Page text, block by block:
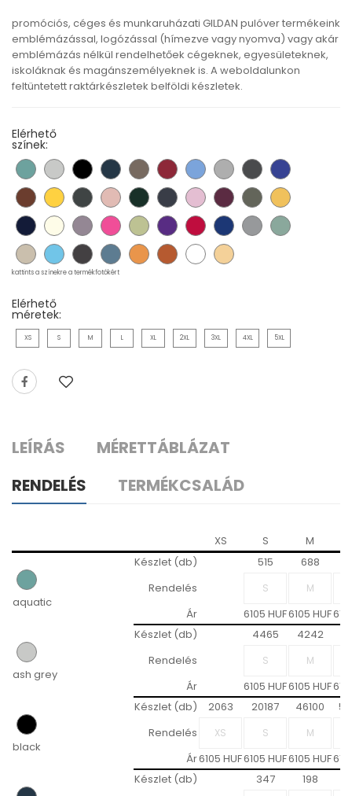
promóciós, céges és munkaruházati GILDAN pulóver termékeink
emblémázással, logózással (hímezve vagy nyomva) vagy akár
emblémázás nélkül rendelhetőek cégeknek, egyesületeknek,
iskoláknak és magánszemélyeknek is. A weboldalunkon
feltüntetett raktárkészletek belföldi készletek.
Elérhető
színek:
kattints a színekre a termékfotókért
Elérhető
méretek:
XS S M L XL 2XL 3XL 4XL 5XL
LEÍRÁS
MÉRETTÁBLÁZAT
RENDELÉS
TERMÉKCSALÁD
XS S M
aquatic
Készlet (db) 515 688
Rendelés
Ár
6105 HUF6105 HUF
ash grey
Készlet (db) 4465 4242
Rendelés
Ár
6105 HUF6105 HUF
black
Készlet (db) 2063 20187 46100
Rendelés
Ár6105 HUF6105 HUF6105 HUF
Készlet (db) 347 198